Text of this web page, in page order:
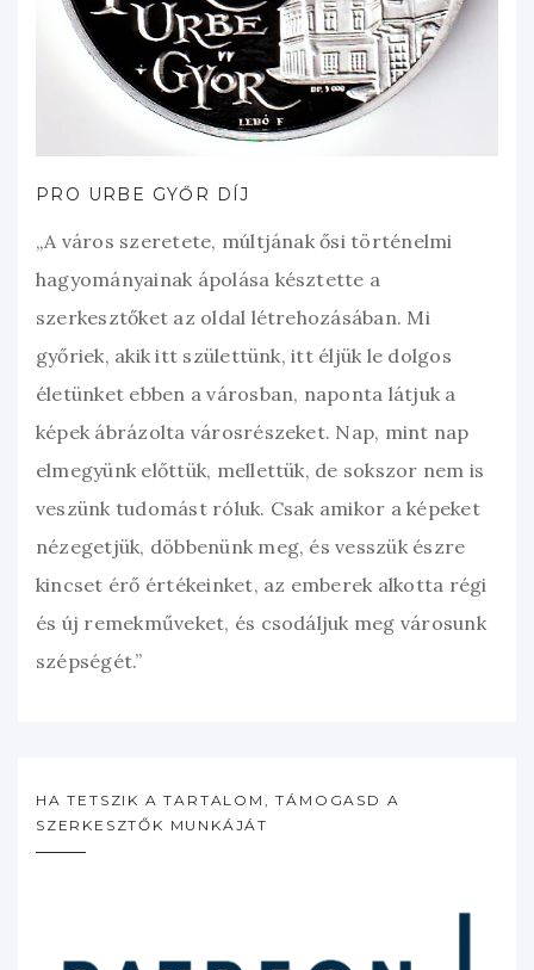
PRO URBE GYŐR DÍJ
„A város szeretete, múltjának ősi történelmi
hagyományainak ápolása késztette a
szerkesztőket az oldal létrehozásában. Mi
győriek, akik itt születtünk, itt éljük le dolgos
életünket ebben a városban, naponta látjuk a
képek ábrázolta városrészeket. Nap, mint nap
elmegyünk előttük, mellettük, de sokszor nem is
veszünk tudomást róluk. Csak amikor a képeket
nézegetjük, döbbenünk meg, és vesszük észre
kincset érő értékeinket, az emberek alkotta régi
és új remekműveket, és csodáljuk meg városunk
szépségét.”
HA TETSZIK A TARTALOM, TÁMOGASD A
SZERKESZTŐK MUNKÁJÁT